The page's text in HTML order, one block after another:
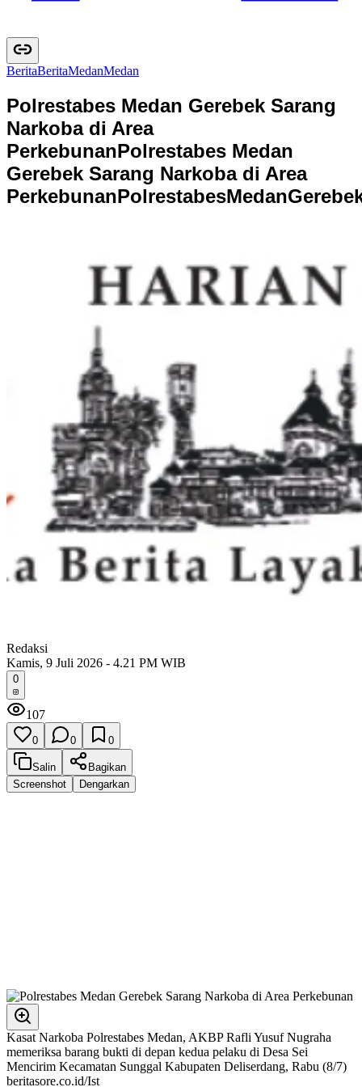
BeritaBeritaMedanMedan
Polrestabes Medan Gerebek Sarang
Narkoba di Area
PerkebunanPolrestabes Medan
Gerebek Sarang Narkoba di Area
PerkebunanPolrestabesMedanGerebe
Redaksi
Kamis, 9 Juli 2026 - 4.21 PM WIB
0
107
0 0 0
Salin
Bagikan
Screenshot
Dengarkan
Kasat Narkoba Polrestabes Medan, AKBP Rafli Yusuf Nugraha
memeriksa barang bukti di depan kedua pelaku di Desa Sei
Mencirim Kecamatan Sunggal Kabupaten Deliserdang, Rabu (8/7)
beritasore.co.id/Ist